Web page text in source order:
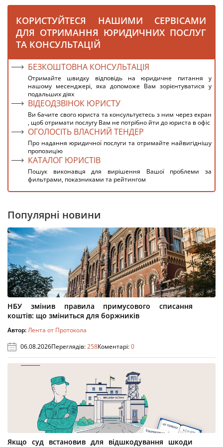
КОРИСТУЙТЕСЯ НАШИМИ СЕРВІСАМИ
ДЛЯ ОТРИМАННЯ ЮРИДИЧНИХ ПОСЛУГ
ТА КОНСУЛЬТАЦІЙ
БЕЗКОШТОВНА КОНСУЛЬТАЦІЯ
Отримайте швидку відповідь на юридичне питання у
нашому месенджері, яка допоможе Вам зорієнтуватися у
подальших діях
ВІДЕОДЗВІНОК ЮРИСТУ
Ви бачите свого юриста та консультуєтесь з ним через екран
, щоб отримати послугу Вам не потрібно йти до юриста в офіс
ОГОЛОСІТЬ ВЛАСНИЙ ТЕНДЕР
Про надання юридичної послуги та отримайте найвигіднішу
пропозицію
КАТАЛОГ ЮРИСТІВ
Пошук виконавця для вирішення Вашої проблеми за
фильтрами, показниками та рейтингом
Популярні новини
НБУ змінив правила примусового списання
коштів: що зміниться для боржників
Автор:Лента от Протокола
06.08.2026Переглядів:258Коментарі:0
Якщо суд встановив для відшкодування шкоди